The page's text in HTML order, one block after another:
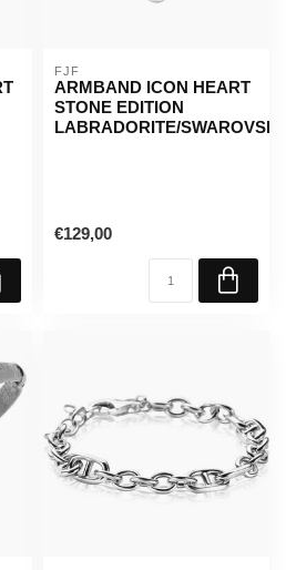
FJF
ARMBAND ICON HEART
STONE EDITION
LABRADORITE/
€129,00